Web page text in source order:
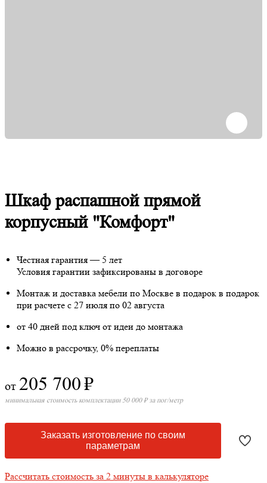
Шкаф распашной прямой
корпусный "Комфорт"
Честная гарантия — 5 лет
Условия гарантии зафиксированы в договоре
Монтаж и доставка мебели по Москве в подарок в подарок
при расчете с 27 июля по 02 августа
от 40 дней под ключ от идеи до монтажа
Можно в рассрочку, 0% переплаты
от 205 700₽
минимальная стоимость комплектации 50 000 ₽ за пог/метр
Заказать изготовление по своим
параметрам
Рассчитать стоимость за 2 минуты в калькуляторе